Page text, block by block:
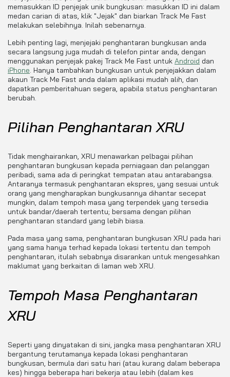
memasukkan ID penjejak unik bungkusan: masukkan ID ini dalam
medan carian di atas, klik "Jejak" dan biarkan Track Me Fast
melakukan selebihnya. Inilah sebenarnya.
Lebih penting lagi, menjejaki penghantaran bungkusan anda
secara langsung juga mudah di telefon pintar anda, dengan
menggunakan penjejak pakej Track Me Fast untuk Android dan
iPhone. Hanya tambahkan bungkusan untuk penjejakkan dalam
akaun Track Me Fast anda dalam aplikasi mudah alih, dan
dapatkan pemberitahuan segera, apabila status penghantaran
berubah.
Pilihan Penghantaran XRU
Tidak menghairankan, XRU menawarkan pelbagai pilihan
penghantaran bungkusan kepada perniagaan dan pelanggan
peribadi, sama ada di peringkat tempatan atau antarabangsa.
Antaranya termasuk penghantaran ekspres, yang sesuai untuk
orang yang mengharapkan bungkusannya dihantar secepat
mungkin, dalam tempoh masa yang terpendek yang tersedia
untuk bandar/daerah tertentu; bersama dengan pilihan
penghantaran standard yang lebih biasa.
Pada masa yang sama, penghantaran bungkusan XRU pada hari
yang sama hanya terhad kepada lokasi tertentu dan tempoh
penghantaran, itulah sebabnya disarankan untuk mengesahkan
maklumat yang berkaitan di laman web XRU.
Tempoh Masa Penghantaran
XRU
Seperti yang dinyatakan di sini, jangka masa penghantaran XRU
bergantung terutamanya kepada lokasi penghantaran
bungkusan, bermula dari satu hari (atau kurang dalam beberapa
kes) hingga beberapa hari bekerja atau lebih (dalam kes